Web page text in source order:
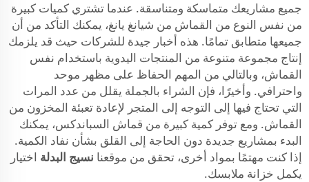
جميع مشاريعك متماسكة ومتناسقة. عندما تشتري كميات كبيرة
من نفس النوع من القماش من شيانغ يانغ، يمكنك التأكد من أن
جميعها متطابق تمامًا. هذه أخبار جيدة للشركات حيث قد يلزمك
إنتاج مجموعة متنوعة من المنتجات اليدوية باستخدام نفس
القماش، وبالتالي من المهم الحفاظ على مظهر موحد
واحترافي. وأخيرًا، فإن الشراء بالجملة يقلل من عدد المرات
التي تحتاج فيها إلى التوجه إلى المتجر لإعادة تعبئة المخزون من
القماش. ومع توفر كمية كبيرة من قماش السباندكس، يمكنك
البدء بمشاريع جديدة دون الحاجة إلى القلق بشأن نفاد الكمية.
إذا كنت مهتمًا بمواد أخرى، تحقق من موقعنا نسيج البدلة اختيار
يكمل خزانة ملابسك.